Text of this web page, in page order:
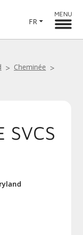
FR
MENU
Cheminée
SVCS